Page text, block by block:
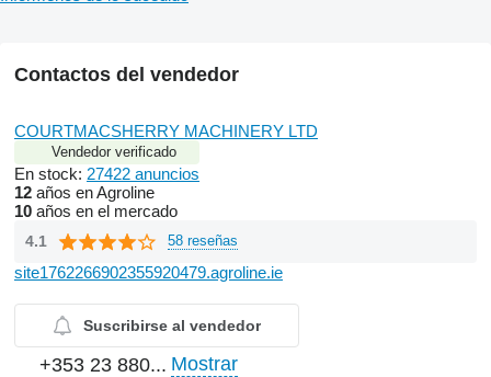
Contactos del vendedor
COURTMACSHERRY MACHINERY LTD
Vendedor verificado
En stock: 27422 anuncios
12 años en Agroline
10 años en el mercado
4.1 58 reseñas
site1762266902355920479.agroline.ie
Suscribirse al vendedor
+353 23 880... Mostrar